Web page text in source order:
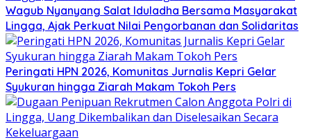
Wagub Nyanyang Salat Iduladha Bersama Masyarakat
Lingga, Ajak Perkuat Nilai Pengorbanan dan Solidaritas
Peringati HPN 2026, Komunitas Jurnalis Kepri Gelar
Syukuran hingga Ziarah Makam Tokoh Pers